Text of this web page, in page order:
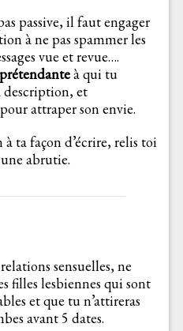
passive, il faut engager
à ne pas spammer les
vue et revue….
à qui tu
description, et
attraper son envie.
ta façon d’écrire, relis toi
abrutie.
sensuelles, ne
filles lesbiennes qui sont
et que tu n’attireras
avant 5 dates.